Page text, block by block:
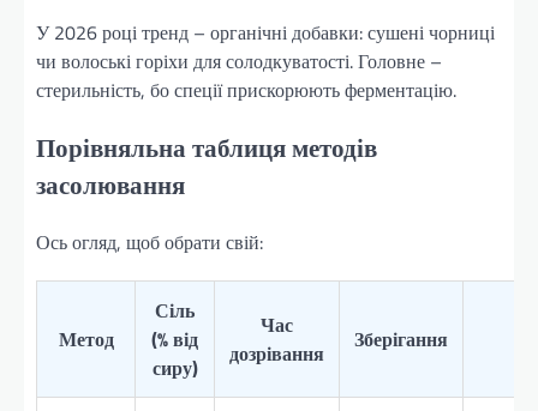
У 2026 році тренд – органічні добавки: сушені чорниці
чи волоські горіхи для солодкуватості. Головне –
стерильність, бо спеції прискорюють ферментацію.
Порівняльна таблиця методів
засолювання
Ось огляд, щоб обрати свій:
Метод
Сіль
(% від
сиру)
Час
дозрівання
Зберігання